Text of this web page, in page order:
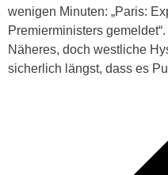
wenigen Minuten: „Paris:
Premierministers
Näheres, doch westliche
sicherlich längst, dass es